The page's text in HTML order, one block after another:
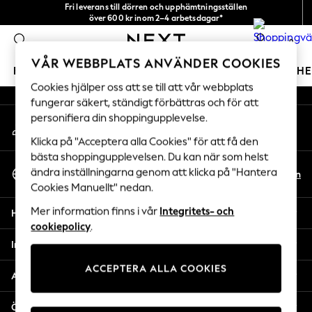
Fri leverans till dörren och upphämtningsställen
över 600 kr inom 2–4 arbetsdagar*
0
FLICKOR POJKAR BABY DAMER HERRAR
GIRLS
New In
50 - 92cm (0 - 24 months)
98 - 110cm (3 - 5 years)
116 - 134cm (6 - 9 years)
140 - 174cm (10 - 15+ years)
Trending: Top & Short Sets
Trending: Clogs
All Clothing
Coats & Jackets
Sweatshirts & Hoodies
An error occurred on client
Våra sociala nätverk
Mitt konto
Logga in på ditt konto
Välj Språk
Svenska
Sv En
Hjälp
Integritet & Juridik
Avdelningar
Övriga tjänster
VÅR WEBBPLATS ANVÄNDER COOKIES
Cookies hjälper oss att se till att vår webbplats
fungerar säkert, ständigt förbättras och för att
personifiera din shoppingupplevelse.
Klicka på "Acceptera alla Cookies" för att få den
bästa shoppingupplevelsen. Du kan när som helst
ändra inställningarna genom att klicka på "Hantera
Cookies Manuellt" nedan.
Mer information finns i vår Integritets- och
cookiepolicy.
ACCEPTERA ALLA COOKIES